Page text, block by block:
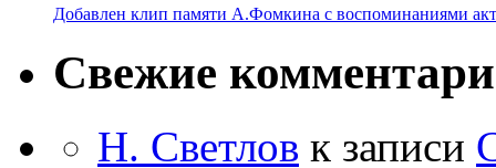
Добавлен клип памяти А.Фомкина с воспоминаниями
Свежие
Н. Светлов к записи